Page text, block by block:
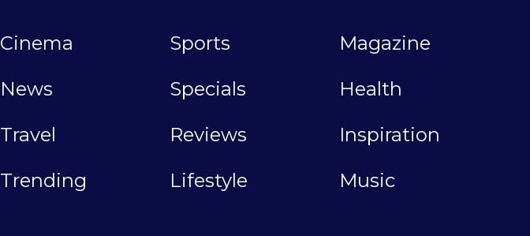
Cinema Sports
Magazine
News
Specials
Health
Travel
Reviews
Inspiration
Trending
Lifestyle Music